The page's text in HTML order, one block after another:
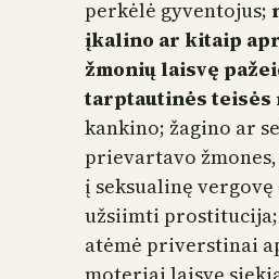
perkėlė gyventojus;
įkalino ar kitaip
žmonių laisvę
tarptautinės teisės
kankino; žagino ar
prievartavo
į seksualinę
užsiimti
atėmė priverstinai